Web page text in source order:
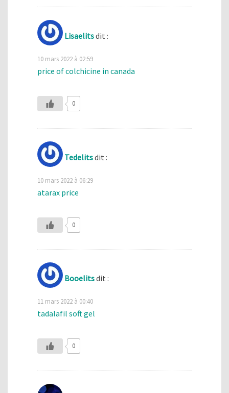
Lisaelitsdit :
10 mars 2022 à 02:59
price of colchicine in canada
0
Tedelitsdit :
10 mars 2022 à 06:29
atarax price
0
Booelitsdit :
11 mars 2022 à 00:40
tadalafil soft gel
0